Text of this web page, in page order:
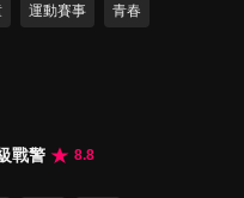
運動賽事 青春
戰警
8.8